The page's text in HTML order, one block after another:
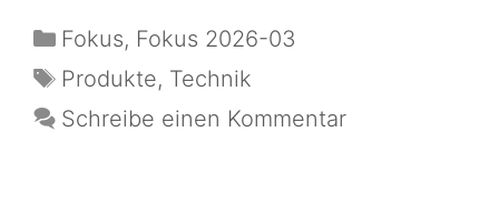
Fokus, Fokus 2026-03
Produkte, Technik
Schreibe einen Kommentar